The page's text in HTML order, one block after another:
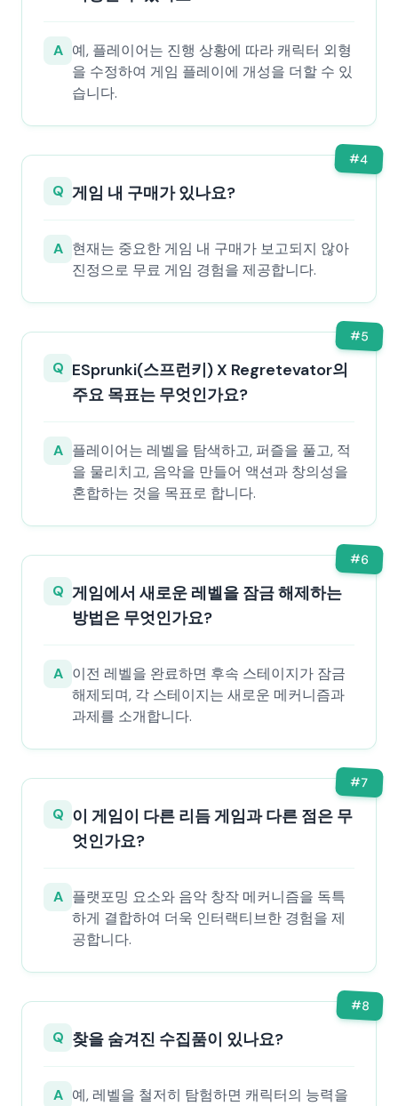
A 예, 플레이어는 진행 상황에 따라 캐릭터 외형
을 수정하여 게임 플레이에 개성을 더할 수 있
습니다.
#4
Q 게임 내 구매가 있나요?
A 현재는 중요한 게임 내 구매가 보고되지 않아
진정으로 무료 게임 경험을 제공합니다.
#5
Q ESprunki(스프런키) X Regretevator의
주요 목표는 무엇인가요?
A 플레이어는 레벨을 탐색하고, 퍼즐을 풀고, 적
을 물리치고, 음악을 만들어 액션과 창의성을
혼합하는 것을 목표로 합니다.
#6
Q 게임에서 새로운 레벨을 잠금 해제하는
방법은 무엇인가요?
A 이전 레벨을 완료하면 후속 스테이지가 잠금
해제되며, 각 스테이지는 새로운 메커니즘과
과제를 소개합니다.
#7
Q 이 게임이 다른 리듬 게임과 다른 점은 무
엇인가요?
A 플랫포밍 요소와 음악 창작 메커니즘을 독특
하게 결합하여 더욱 인터랙티브한 경험을 제
공합니다.
#8
Q 찾을 숨겨진 수집품이 있나요?
A 예, 레벨을 철저히 탐험하면 캐릭터의 능력을